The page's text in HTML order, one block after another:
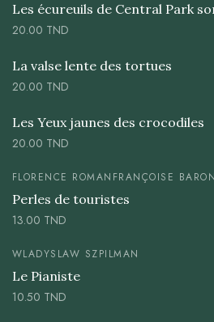
Les écureuils de Central Park
20.00 TND
La valse lente des tortues
20.00 TND
Les Yeux jaunes des crocodiles
20.00 TND
FLORENCE ROMAN FRANÇOISE
Perles de touristes
13.00 TND
WLADYSLAW SZPILMAN
Le Pianiste
10.50 TND